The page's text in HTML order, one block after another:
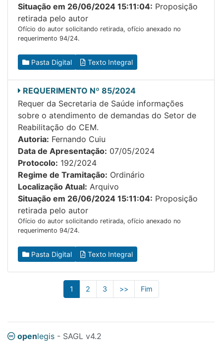
Situação em 26/06/2024 15:11:04: Proposição
retirada pelo autor
Ofício do autor solicitando retirada, ofício anexado no
requerimento 94/24.
Pasta Digital Texto Integral
REQUERIMENTO Nº 85/2024
Requer da Secretaria de Saúde informações
sobre o atendimento de demandas do Setor de
Reabilitação do CEM.
Autoria: Fernando Cuiu
Data de Apresentação: 07/05/2024
Protocolo: 192/2024
Regime de Tramitação: Ordinário
Localização Atual: Arquivo
Situação em 26/06/2024 15:11:04: Proposição
retirada pelo autor
Ofício do autor solicitando retirada, ofício anexado no
requerimento 94/24.
Pasta Digital Texto Integral
1 2 3 >> Fim
openlegis - SAGL v4.2